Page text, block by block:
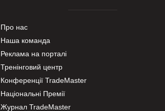
Про нас
Наша команда
Реклама на порталі
Тренінговий центр
Конференції TradeMaster
Національні Премії
Журнал TradeMaster